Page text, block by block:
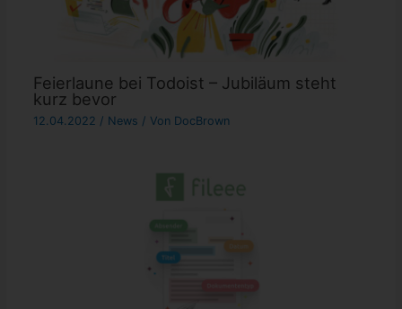
Feierlaune bei Todoist – Jubiläum steht
kurz bevor
12.04.2022 / News / Von DocBrown